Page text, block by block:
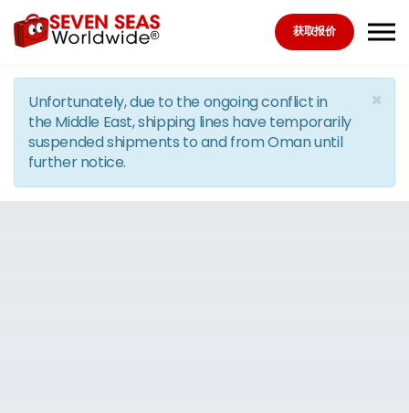
Skip to the content
获取报价
×
Unfortunately, due to the ongoing conflict in
the Middle East, shipping lines have temporarily
suspended shipments to and from Oman until
further notice.